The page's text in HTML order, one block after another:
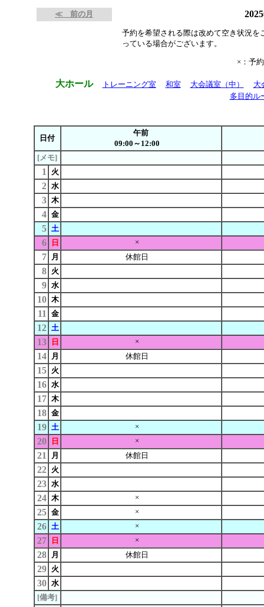
≪ 前の月
予約を希望される際は改めて空き状況
っている場合がございます。
×：予
大ホール トレーニング室 和室 大会議室（中）
大
多目的ル
日付
午前
09:00～12:00
[メモ]
1 火
2 水
3 木
4 金
5 土
6 日 ×
7 月 休館日
8 火
9 水
10 木
11 金
12 土
13 日 ×
14 月 休館日
15 火
16 水
17 木
18 金
19 土 ×
20 日 ×
21 月 休館日
22 火
23 水
24 木 ×
25 金 ×
26 土 ×
27 日 ×
28 月 休館日
29 火
30 水
[備考]